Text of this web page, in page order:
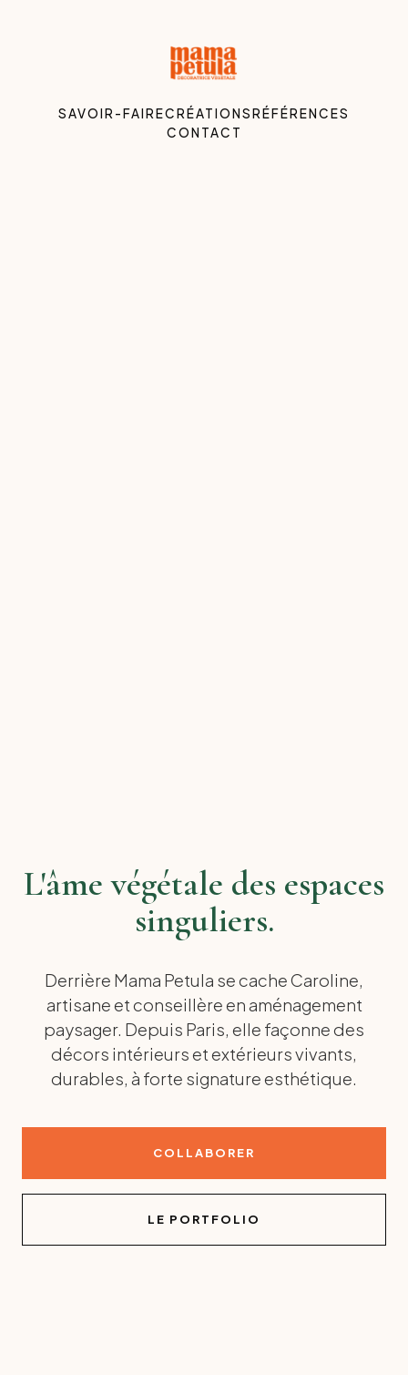
SAVOIR-FAIRECRÉATIONSRÉFÉRENCES
CONTACT
L'âme végétale des espaces
singuliers.
Derrière Mama Petula se cache Caroline,
artisane et conseillère en aménagement
paysager. Depuis Paris, elle façonne des
décors intérieurs et extérieurs vivants,
durables, à forte signature esthétique.
COLLABORER
LE PORTFOLIO